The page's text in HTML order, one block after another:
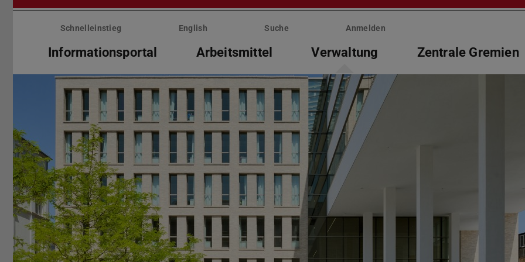
Menü
überspringenSchnelleinstieg English Suche Anmelden
Informationsportal Arbeitsmittel Verwaltung Zentrale Gremien